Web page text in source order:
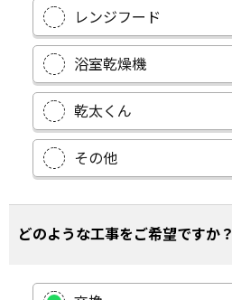
レンジフード
浴室乾燥機
乾太くん
その他
どのような工事をご希望ですか？